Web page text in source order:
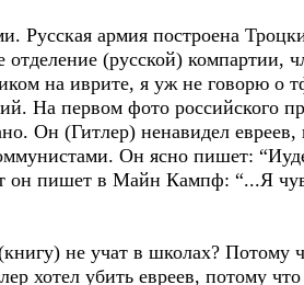
Русская армия построена
отделение (русской) компартии,
на иврите, я уж не говорю
На первом фото российского
Он (Гитлер) ненавидел
Он ясно пишет:
он пишет в Майн Кампф: “...Я
не учат в школах?
хотел убить евреев, потому